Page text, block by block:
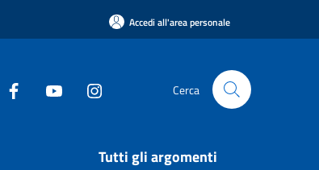
Accedi all'area personale
Cerca
Tutti gli argomenti